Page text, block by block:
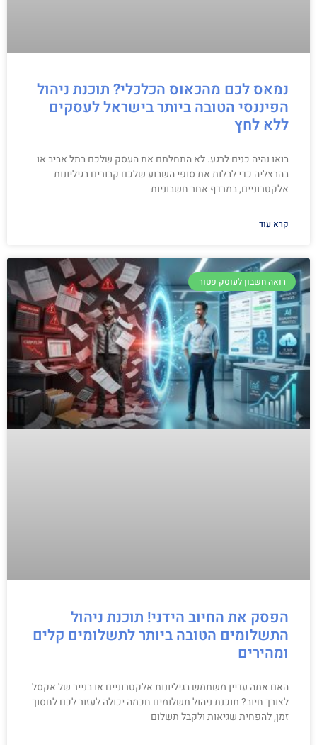
נמאס לכם מהכאוס הכלכלי? תוכנת ניהול
הפיננסי הטובה ביותר בישראל לעסקים
ללא לחץ
בואו נהיה כנים לרגע. לא התחלתם את העסק שלכם בתל אביב או
בהרצליה כדי לבלות את סופי השבוע שלכם קבורים בגיליונות
אלקטרוניים, במרדף אחר חשבוניות
קרא עוד
רואה חשבון לעוסק פטור
הפסק את החיוב הידני! תוכנת ניהול
התשלומים הטובה ביותר לתשלומים קלים
ומהירים
האם אתה עדיין משתמש בגיליונות אלקטרוניים או בנייר של אקסל
לצורך חיוב? תוכנת ניהול תשלומים חכמה יכולה לעזור לכם לחסוך
זמן, להפחית שגיאות ולקבל תשלום